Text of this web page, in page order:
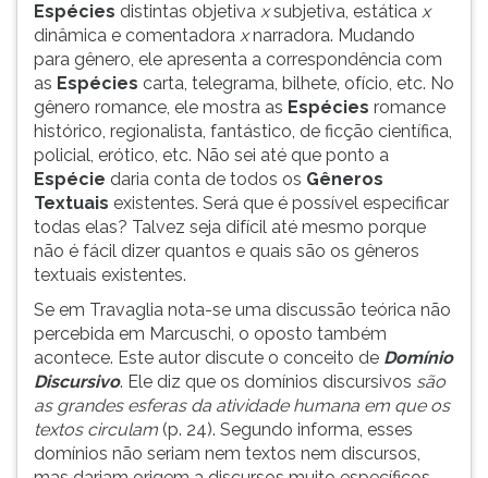
Espécies distintas objetiva xsubjetiva, estática x
dinâmica e comentadora xnarradora. Mudando
para gênero, ele apresenta a correspondência com
as Espécies carta, telegrama, bilhete, ofício, etc. No
gênero romance, ele mostra as Espécies romance
histórico, regionalista, fantástico, de ficção científica,
policial, erótico, etc. Não sei até que ponto a
Espécie daria conta de todos os Gêneros
Textuais existentes. Será que é possível especificar
todas elas? Talvez seja difícil até mesmo porque
não é fácil dizer quantos e quais são os gêneros
textuais existentes.
Se em Travaglia nota-se uma discussão teórica não
percebida em Marcuschi, o oposto também
acontece. Este autor discute o conceito de Domínio
Discursivo. Ele diz que os domínios discursivos são
as grandes esferas da atividade humana em que os
textos circulam (p. 24). Segundo informa, esses
domínios não seriam nem textos nem discursos,